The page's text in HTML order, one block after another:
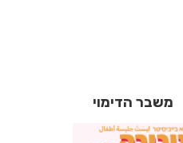
משבר הדימוי